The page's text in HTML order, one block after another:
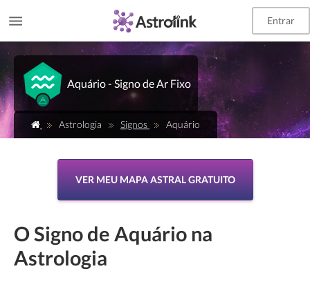
Entrar
Aquário - Signo de Ar Fixo
Astrologia Signos Aquário
VER MEU MAPA ASTRAL GRATUITO
O Signo de Aquário na
Astrologia